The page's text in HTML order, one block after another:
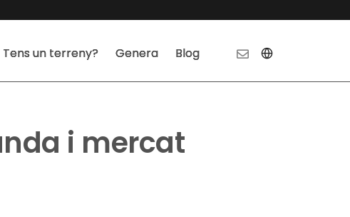
Tens un terreny? Genera Blog
i mercat